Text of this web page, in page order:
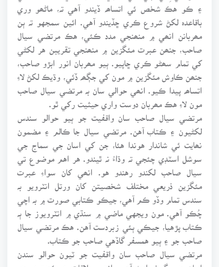
۽ ڪو هڪ شخص ئي اتساھہ ڏيندو آهي تہ، ماڻھو وري
باقاعدہ لکڻ شروع ڪري ڇڏيندو آهي. ائين سمجهو تہ ٻن
مھربانن انھي ۾ منھنجي مدد ڪئي، هڪ مرتضي سيال
صاحب، جنھن عبرت مئگزين ۾ منھنجي تقريبن هر لکڻي
کي تمام سھڻو ڪري ڇاپيو. ٻيو مھربان انور ابڙو صاحب،
جنھن ڪاوش مئگزين ۾ مون کي جڳھہ ڏئي، وڌيڪ لکڻ لاءِ
اتساھہ پيدا ڪيو. انھي حوالي سان بہ مرتضي سيال صاحب
مون لاءِ هڪ مھربان دوست واري حيثيت رکي ٿو.
مرتضي سيال صاحب سان واقفيت جو ٻيو حوالو سندس
لکڻيون ۽ ڪتاب آهن. مرتضي سيال جا ڪالم ۽ مضمون
نھايت ئي شاندار هوندا هئا، جن کي اسان جي سماج جي
سوشل اسٽڊي چئجي تہ وڌاءُ نہ ٿيندو. هر اهم موضوع تي
سيال صاحب لکندو رهندو هو. انھي کان سواءِ عبرت
مئگزين ذريعي مختلف شخصيتن کان ورتل انٽرويو بہ
سندس تمام وڏو ڪم آهي، جيڪو ڪتابي صورت ۾ بہ اچي
چُڪو آهي. مون ويجهي ماضي ۾ سنڌي ۾ انٽرويوز جا ٻہ
ڪتاب پڙهيا، جيڪي ٻئي زبردست آهن. هڪ مرتضي سيال
صاحب جو ۽ ٻيو همسفر گاڏهي صاحب جو ڪتاب.
مرتضي سيال صاحب سان واقفيت جو ٽيون حوالو سندن
اسان جي ڳوٺ اچڻ آهي. انھي ملاقات ۽ ڪچھري جو